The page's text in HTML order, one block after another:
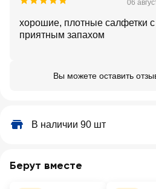
06
хорошие, плотные салфетки с
приятным запахом
Вы можете оставить
В наличии 90 шт
Берут вместе